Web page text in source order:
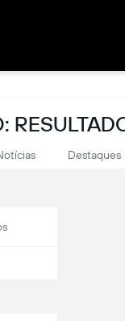
Destaques